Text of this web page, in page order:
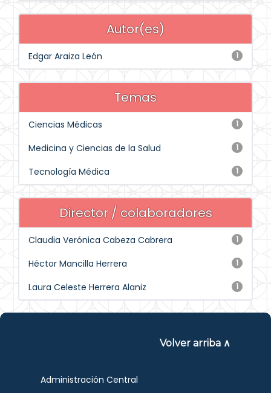
Autor(es)
1
Edgar Araiza León
Temas
1
Ciencias Médicas
1
Medicina y Ciencias de la Salud
1
Tecnología Médica
Director / colaboradores
1
Claudia Verónica Cabeza Cabrera
1
Héctor Mancilla Herrera
1
Laura Celeste Herrera Alaniz
Volver arriba ∧
Administración Central